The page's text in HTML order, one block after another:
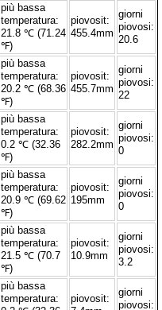
più bassa
temperatura:
21.8 ℃ (71.24
℉)
piovosit:
455.4mm
giorni
piovosi:
20.6
più bassa
temperatura:
20.2 ℃ (68.36
℉)
piovosit:
455.7mm
giorni
piovosi:
22
più bassa
temperatura:
0.2 ℃ (32.36
℉)
piovosit:
282.2mm
giorni
piovosi:
0
più bassa
temperatura:
20.9 ℃ (69.62
℉)
piovosit:
195mm
giorni
piovosi:
0
più bassa
temperatura:
21.5 ℃ (70.7
℉)
piovosit:
10.9mm
giorni
piovosi:
3.2
più bassa
temperatura:
piovosit:
giorni
piovosi: